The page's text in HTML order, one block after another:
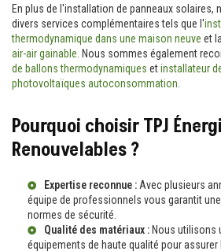
En plus de l'installation de panneaux
divers services complémentaires tels que l'
thermodynamique dans une maison neuve et la
air-air gainable . Nous sommes également
de ballons thermodynamiques etinstallateur
photovoltaïques autoconsommation
Pourquoi choisir TPJ
Renouvelables ?
Expertise reconnue : Avec plusieurs
équipe de professionnels vous garantit
normes de sécurité.
Qualité des matériaux : Nous utilisons
équipements de haute qualité pour